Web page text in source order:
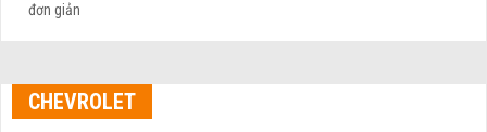
đơn giản
CHEVROLET